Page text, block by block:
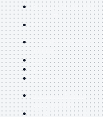
Prolunga Mostra tutti
i prodotti
EPS
USB3 Mostra tutti i
prodotti
Dati
Micro
Prolunga
Adattatore Mostra
tutti i prodotti
CDROM to Hard